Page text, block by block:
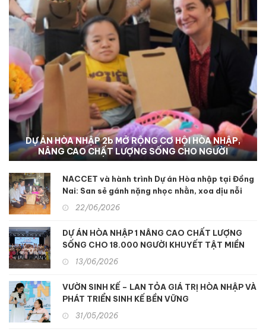
DỰ ÁN HÒA NHẬP 2b MỞ RỘNG CƠ HỘI HÒA NHẬP,
NÂNG CAO CHẤT LƯỢNG SỐNG CHO NGƯỜI
KHUYẾT TẬT TẠI KON TUM
NACCET và hành trình Dự án Hòa nhập tại Đồng
Nai: San sẻ gánh nặng nhọc nhằn, xoa dịu nỗi
đau da cam
22/06/2026
DỰ ÁN HÒA NHẬP 1 NÂNG CAO CHẤT LƯỢNG
SỐNG CHO 18.000 NGƯỜI KHUYẾT TẬT MIỀN
TRUNG
13/06/2026
VƯỜN SINH KẾ – LAN TỎA GIÁ TRỊ HÒA NHẬP VÀ
PHÁT TRIỂN SINH KẾ BỀN VỮNG
31/05/2026